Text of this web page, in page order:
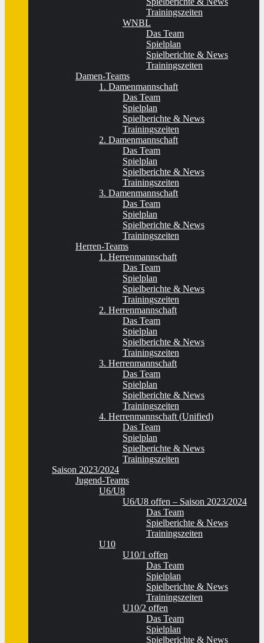
Trainingszeiten
WNBL
Das Team
Spielplan
Spielberichte & News
Trainingszeiten
Damen-Teams
1. Damenmannschaft
Das Team
Spielplan
Spielberichte & News
Trainingszeiten
2. Damenmannschaft
Das Team
Spielplan
Spielberichte & News
Trainingszeiten
3. Damenmannschaft
Das Team
Spielplan
Spielberichte & News
Trainingszeiten
Herren-Teams
1. Herrenmannschaft
Das Team
Spielplan
Spielberichte & News
Trainingszeiten
2. Herrenmannschaft
Das Team
Spielplan
Spielberichte & News
Trainingszeiten
3. Herrenmannschaft
Das Team
Spielplan
Spielberichte & News
Trainingszeiten
4. Herrenmannschaft (Unified)
Das Team
Spielplan
Spielberichte & News
Trainingszeiten
Saison 2023/2024
Jugend-Teams
U6/U8
U6/U8 offen – Saison 2023/2024
Das Team
Spielberichte & News
Trainingszeiten
U10
U10/1 offen
Das Team
Spielplan
Spielberichte & News
Trainingszeiten
U10/2 offen
Das Team
Spielplan
Spielberichte & News